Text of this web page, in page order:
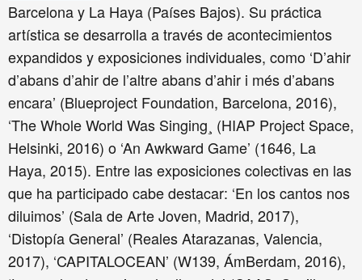
Barcelona y La Haya (Países Bajos). Su práctica
artística se desarrolla a través de acontecimientos
expandidos y exposiciones individuales, como ‘D’ahir
d’abans d’ahir de l’altre abans d’ahir i més d’abans
encara’ (Blueproject Foundation, Barcelona, 2016),
‘The Whole World Was Singing¸ (HIAP Project Space,
Helsinki, 2016) o ‘An Awkward Game’ (1646, La
Haya, 2015). Entre las exposiciones colectivas en las
que ha participado cabe destacar: ‘En los cantos nos
diluimos’ (Sala de Arte Joven, Madrid, 2017),
‘Distopía General’ (Reales Atarazanas, Valencia,
2017), ‘CAPITALOCEAN’ (W139, ÁmBerdam, 2016),